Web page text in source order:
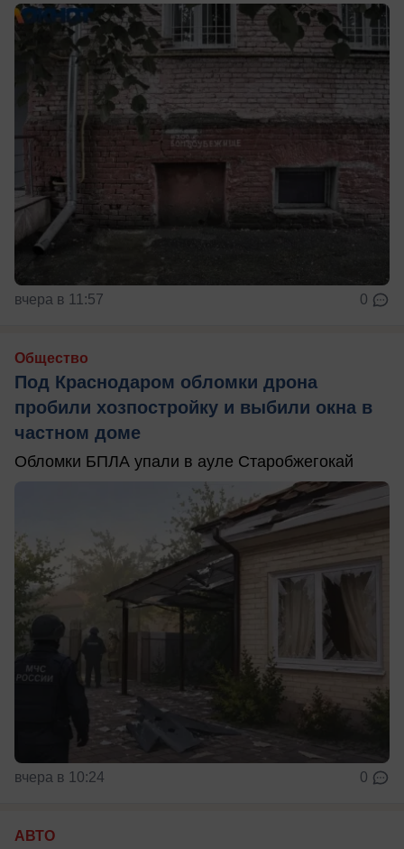
вчера в 11:57 0
Общество
Под Краснодаром обломки дрона
пробили хозпостройку и выбили окна в
частном доме
Обломки БПЛА упали в ауле Старобжегокай
вчера в 10:24 0
АВТО